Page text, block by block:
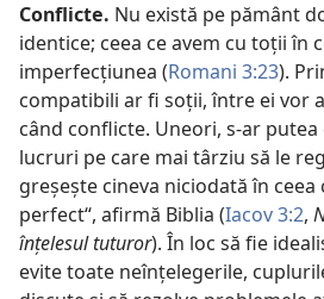
Conflicte. Nu există pe pământ
identice; ceea ce avem cu toţii în
imperfecţiunea (Romani 3:23).
compatibili ar fi soţii, între ei vor
când conflicte. Uneori, s-ar putea
lucruri pe care mai târziu să le
greşeşte cineva niciodată în ceea
perfect“, afirmă Biblia (Iacov 3:2,
înţelesul tuturor). În loc să fie
evite toate neînţelegerile,